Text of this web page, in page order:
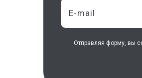
Отправляя форму, вы